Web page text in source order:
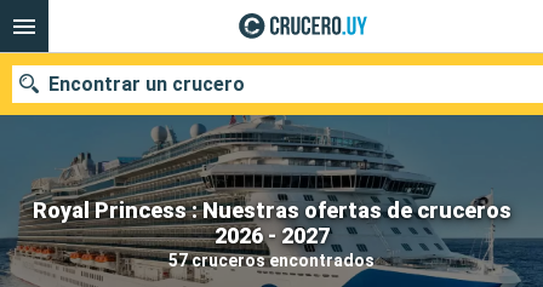
Royal Princess : Nuestras ofertas de cruceros
2026 - 2027
57 cruceros encontrados
Encontrar un crucero
Nuestros destinos
Fecha de salida